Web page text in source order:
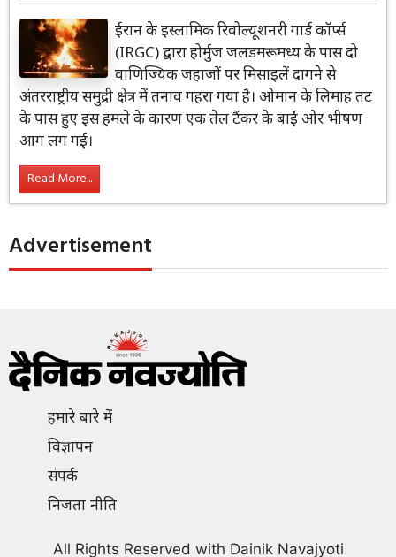
ईरान के इस्लामिक रिवोल्यूशनरी गार्ड कॉर्प्स
(IRGC) द्वारा होर्मुज जलडमरूमध्य के पास दो
वाणिज्यिक जहाजों पर मिसाइलें दागने से
अंतरराष्ट्रीय समुद्री क्षेत्र में तनाव गहरा गया है। ओमान के लिमाह तट
के पास हुए इस हमले के कारण एक तेल टैंकर के बाईं ओर भीषण
आग लग गई।
Read More...
Advertisement
हमारे बारे में
विज्ञापन
संपर्क
निजता नीति
All Rights Reserved with Dainik Navajyoti